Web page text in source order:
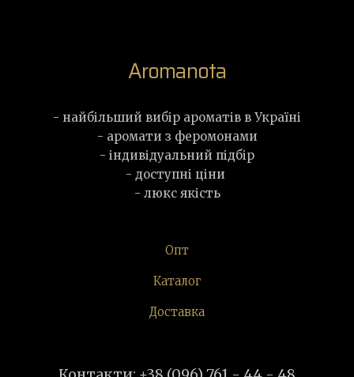
Aromanota
- найбільший вибір ароматів в Україні
- аромати з феромонами
- індивідуальний підбір
- доступні ціни
- люкс якість
Опт
Каталог
Доставка